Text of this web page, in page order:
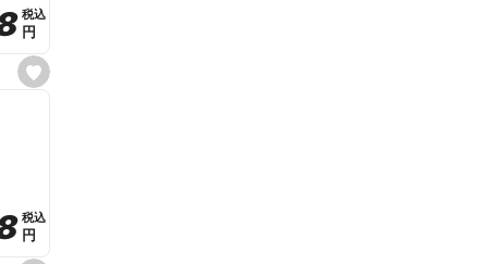
e
s
e
e
税込
税込
円
円
税込
税込
円
円